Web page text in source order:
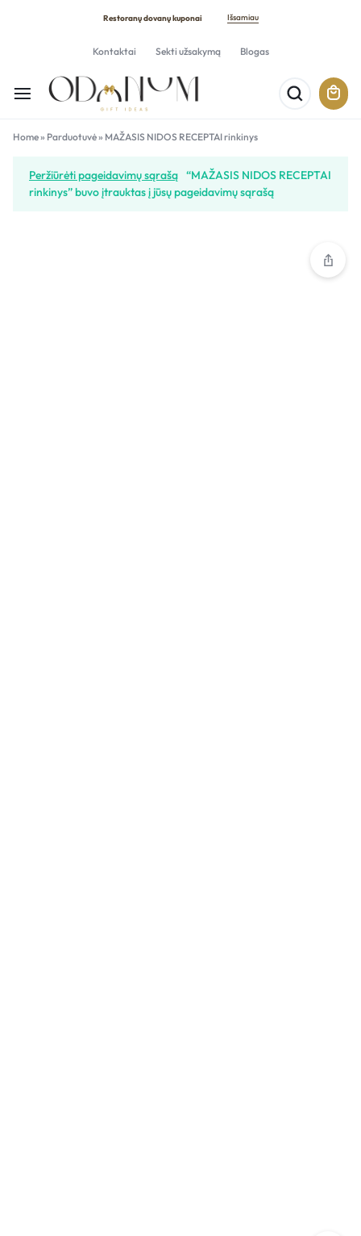
Restoranų dovanų kuponai Išsamiau
Kontaktai Sekti užsakymą Blogas
Home» Parduotuvė» MAŽASIS NIDOS RECEPTAI rinkinys
Peržiūrėti pageidavimų sąrašą “MAŽASIS NIDOS RECEPTAI
rinkinys” buvo įtrauktas į jūsų pageidavimų sąrašą